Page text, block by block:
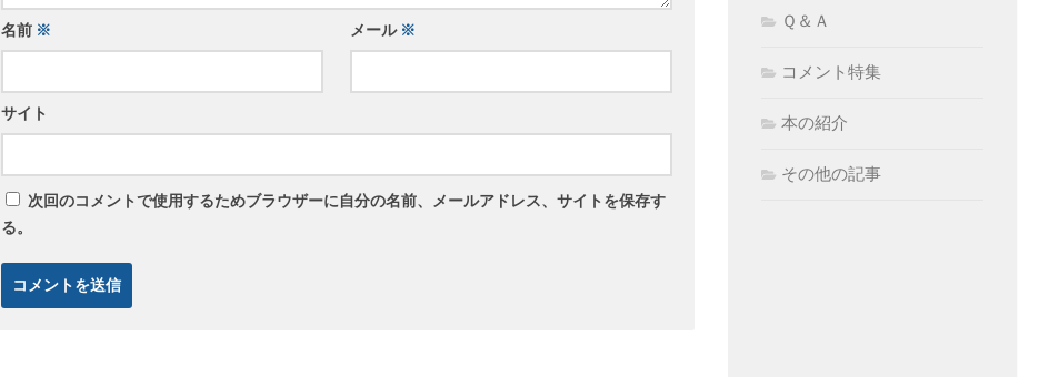
名前 ※ メール ※
サイト
次回のコメントで使用するためブラウザーに自分の名前、メールアドレス、サイトを保存す
る。
Ｑ＆Ａ
コメント特集
本の紹介
その他の記事